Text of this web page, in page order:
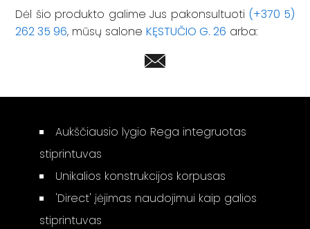
Dėl šio produkto galime Jus pakonsultuoti (+370 5)
262 35 96, mūsų salone KĘSTUČIO G. 26 arba:
Aukščiausio lygio Rega integruotas
stiprintuvas
Unikalios konstrukcijos korpusas
'Direct' įėjimas naudojimui kaip galios
stiprintuvas